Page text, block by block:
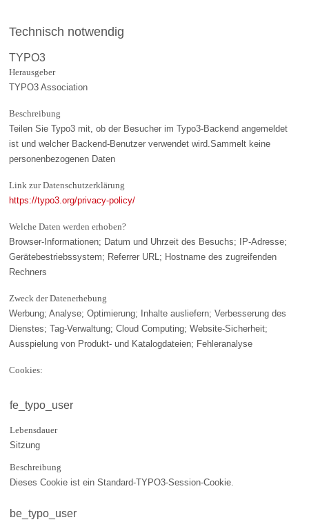
Technisch notwendig
TYPO3
Herausgeber
TYPO3 Association
Beschreibung
Teilen Sie Typo3 mit, ob der Besucher im Typo3-Backend angemeldet
ist und welcher Backend-Benutzer verwendet wird.Sammelt keine
personenbezogenen Daten
Link zur Datenschutzerklärung
https://typo3.org/privacy-policy/
Welche Daten werden erhoben?
Browser-Informationen; Datum und Uhrzeit des Besuchs; IP-Adresse;
Gerätebestriebssystem; Referrer URL; Hostname des zugreifenden
Rechners
Zweck der Datenerhebung
Werbung; Analyse; Optimierung; Inhalte ausliefern; Verbesserung des
Dienstes; Tag-Verwaltung; Cloud Computing; Website-Sicherheit;
Ausspielung von Produkt- und Katalogdateien; Fehleranalyse
Cookies:
fe_typo_user
Lebensdauer
Sitzung
Beschreibung
Dieses Cookie ist ein Standard-TYPO3-Session-Cookie.
be_typo_user